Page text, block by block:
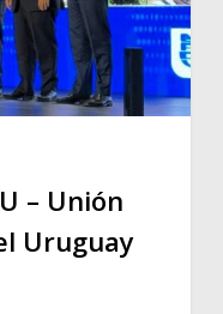
– Unión
Uruguay